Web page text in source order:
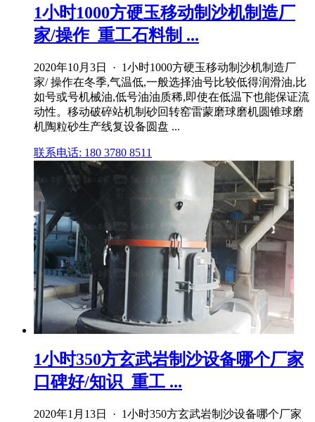
1小时1000方硬玉移动制沙机制造厂
家/操作_重工石料制 ...
2020年10月3日 · 1小时1000方硬玉移动制沙机制造厂
家/ 操作在冬季,气温低,一般选择油号比较低得润滑油,比
如号或号机械油,低号油油质稀,即使在低温下也能保证流
动性。移动破碎站机制砂回转窑雷蒙磨球磨机圆锥球磨
机陶粒砂生产线复设备圆盘 ...
联系电话: 180 3780 8511
1小时350方玄武岩制沙设备哪个厂家
口碑好/知识_重工 ...
2020年1月13日 · 1小时350方玄武岩制沙设备哪个厂家